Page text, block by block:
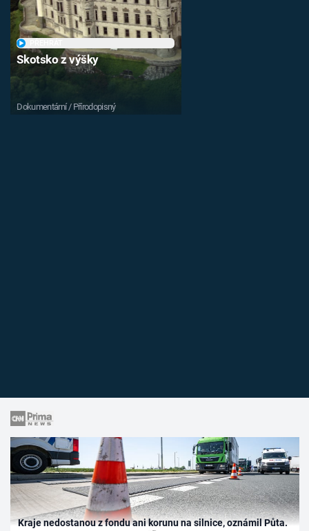
Skotsko z výšky
Dokumentární / Přírodopisný
Kraje nedostanou z fondu ani korunu na silnice, oznámil Půta.